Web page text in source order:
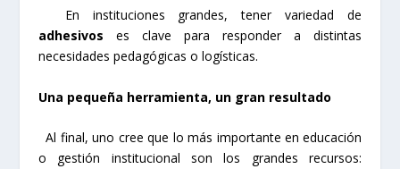
En instituciones grandes, tener variedad de
adhesivos es clave para responder a distintas
necesidades pedagógicas o logísticas.
Una pequeña herramienta, un gran resultado
Al final, uno cree que lo más importante en educación
o gestión institucional son los grandes recursos: